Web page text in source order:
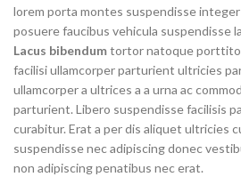
lorem porta montes suspendisse
posuere faucibus vehicula suspendisse
Lacus bibendumtortor natoque
facilisi ullamcorper parturient ultricies
ullamcorper a ultrices a a urna ac
parturient. Libero suspendisse facilisis
curabitur. Erat a per dis aliquet ultricies
suspendisse nec adipiscing donec
non adipiscing penatibus nec erat.